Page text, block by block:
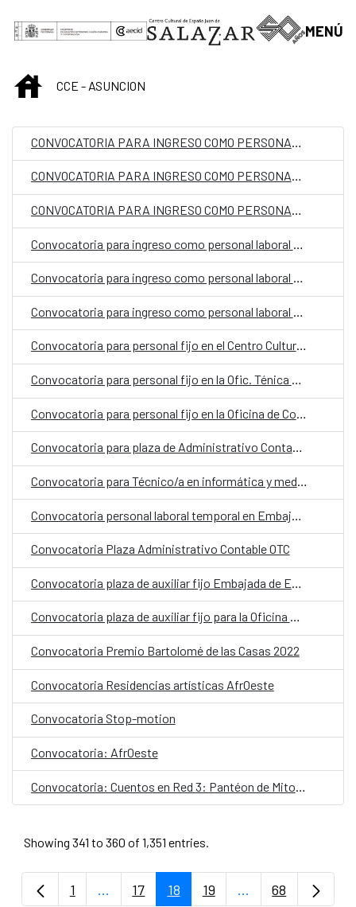
MENÚ
INICIOCCE - ASUNCION
CONVOCATORIA PARA INGRESO COMO PERSONAL LABORAL FIJO EN LA EMBAJADA DE ESPAÑA EN ASUNCIÓN, PARAGUAY, CON LA CATEGORIA DE AUXILIAR PT 05360376
CONVOCATORIA PARA INGRESO COMO PERSONAL LABORAL FIJO EN LA EMBAJADA DE ESPAÑA EN ASUNCIÓN, PARAGUAY, CON LA CATEGORIA DE MAYORDOMO
Convocatoria para ingreso como personal laboral fijo en la oficina de la Cooperación Española (OCE) en Paraguay con la categoría de Auxiliar Administrativo
Convocatoria para ingreso como personal laboral temporal en la Embajada de España en Asunción
Convocatoria para personal fijo en el Centro Cultural de España
Convocatoria para personal fijo en la Ofic. Ténica de Cooperación
Convocatoria para plaza de Administrativo Contable CCE Paraguay
Convocatoria para Técnico/a en informática y mediación digital
Convocatoria Plaza Administrativo Contable OTC
Convocatoria plaza de auxiliar fijo Embajada de España
Convocatoria plaza de auxiliar fijo para la Oficina Económica y Comercial de España en Asunción
Convocatoria Premio Bartolomé de las Casas 2022
Convocatoria Residencias artísticas AfrOeste
Convocatoria Stop-motion
Convocatoria: AfrOeste
Showing 341 to 360 of 1,351 entries.
Page
1 ...Intermediate Pages Use TAB to navigate.
Page
17 Page
18 Page
19 ...Intermediate
Page
68